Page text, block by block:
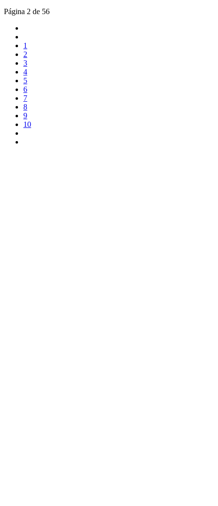
Página 2 de 56
1
2
3
4
5
6
7
8
9
10